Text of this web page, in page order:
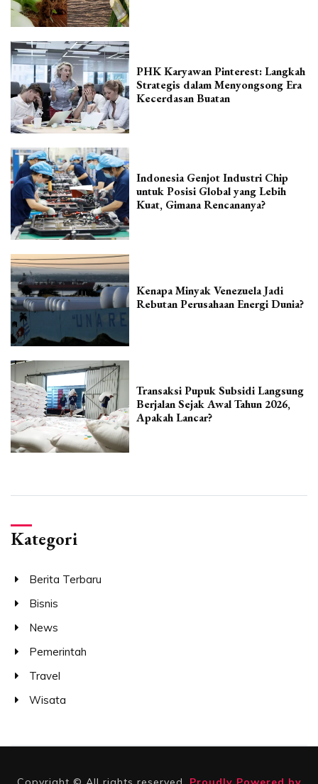
PHK Karyawan Pinterest: Langkah
Strategis dalam Menyongsong Era
Kecerdasan Buatan
Indonesia Genjot Industri Chip
untuk Posisi Global yang Lebih
Kuat, Gimana Rencananya?
Kenapa Minyak Venezuela Jadi
Rebutan Perusahaan Energi Dunia?
Transaksi Pupuk Subsidi Langsung
Berjalan Sejak Awal Tahun 2026,
Apakah Lancar?
Kategori
Berita Terbaru
Bisnis
News
Pemerintah
Travel
Wisata